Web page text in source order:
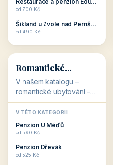
Restaurace a penzion Eduard
od 700 Kč
Šikland u Zvole nad Pernštejnem
od 490 Kč
💕
💕
Romantické
ubytování
V našem katalogu –
romantické ubytování –
jsou pro Vás připraveny
objekty, které svojí
stavbou, polohou anebo
zaměřením nabízí
Romantické ...
V TÉTO KATEGORII:
Penzion U Méďů
od 590 Kč
Penzion Dřevák
od 525 Kč